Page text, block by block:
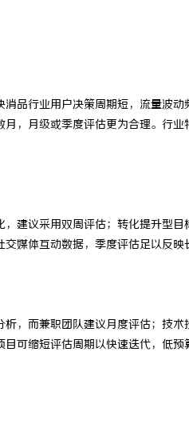
品行业用户决策周期短，流量波
，月级或季度评估更为合理。行
建议采用双周评估；转化提升型
媒体互动数据，季度评估足以反映
，而兼职团队建议月度评估；技
可缩短评估周期以快速迭代，低预
武汉配眼镜 上海配眼镜